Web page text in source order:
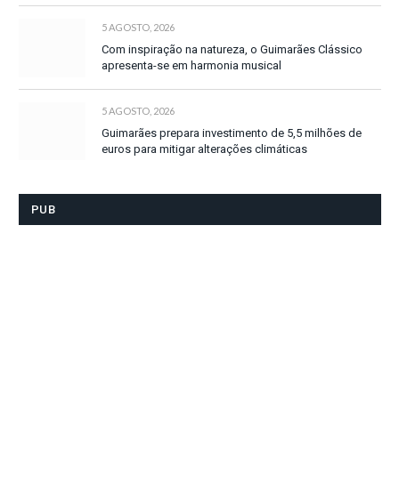
5 AGOSTO, 2026
Com inspiração na natureza, o Guimarães Clássico
apresenta-se em harmonia musical
5 AGOSTO, 2026
Guimarães prepara investimento de 5,5 milhões de
euros para mitigar alterações climáticas
PUB